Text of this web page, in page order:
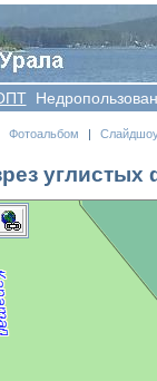
Фотоальбом |